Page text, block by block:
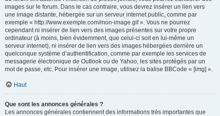
images sur le forum. Dans le cas contraire, vous devrez insérer un lien vers
une image distante, hébergée sur un serveur internet public, comme par
exemple « http://www.exemple.com/mon-image.gif ». Vous ne pourrez
cependant ni insérer de lien vers des images présentes sur votre propre
ordinateur (à moins, bien évidemment, que celui-ci soit en lui-même un
serveur internet), ni insérer de lien vers des images hébergées derrière un
quelconque système d’authentification, comme par exemple les services de
messagerie électronique de Outlook ou de Yahoo, les sites protégés par un
mot de passe, etc. Pour insérer une image, utilisez la balise BBCode « [img] ».
Haut
Que sont les annonces générales ?
Les annonces générales contiennent des informations très importantes que